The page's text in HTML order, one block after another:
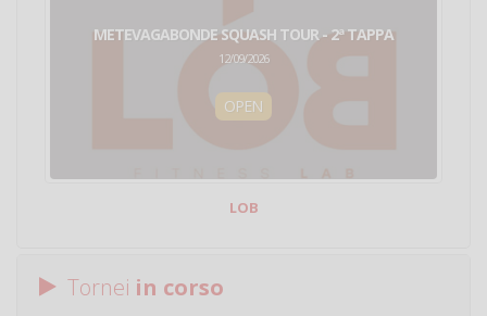
METEVAGABONDE SQUASH TOUR - 2ª TAPPA
12/09/2026
OPEN
LOB
Tornei in corso